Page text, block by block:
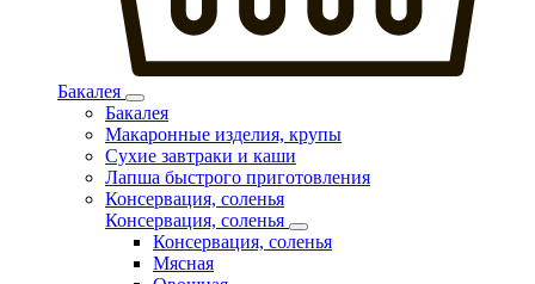
Бакалея
Бакалея
Макаронные изделия, крупы
Сухие завтраки и каши
Лапша быстрого приготовления
Консервация, соленья
Консервация, соленья
Консервация, соленья
Мясная